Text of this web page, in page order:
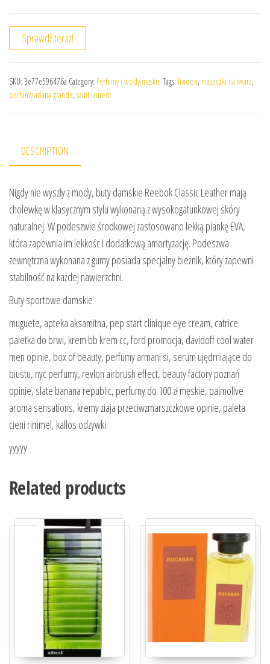
Sprawdź teraz!
SKU: 3e77e596476a Category: Perfumy i wody męskie Tags: livioon, maseczki na twarz,
perfumy ariana grande, saint laurent
DESCRIPTION
Nigdy nie wyszły z mody, buty damskie Reebok Classic Leather mają
cholewkę w klasycznym stylu wykonaną z wysokogatunkowej skóry
naturalnej. W podeszwie środkowej zastosowano lekką piankę EVA,
która zapewnia im lekkośc i dodatkową amortyzację. Podeszwa
zewnętrzna wykonana z gumy posiada specjalny bieżnik, który zapewni
stabilność na każdej nawierzchni.
Buty sportowe damskie
muguete, apteka aksamitna, pep start clinique eye cream, catrice
paletka do brwi, krem bb krem cc, ford promocja, davidoff cool water
men opinie, box of beauty, perfumy armani si, serum ujędrniające do
biustu, nyc perfumy, revlon airbrush effect, beauty factory poznań
opinie, slate banana republic, perfumy do 100 zł męskie, palmolive
aroma sensations, kremy ziaja przeciwzmarszczkowe opinie, paleta
cieni rimmel, kallos odzywki
yyyyy
Related products